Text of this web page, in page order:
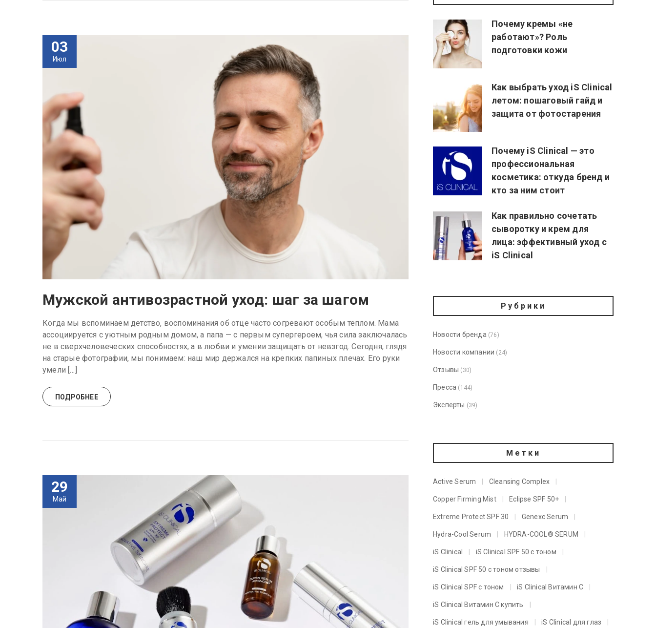
03
Июл
Мужской антивозрастной уход: шаг за шагом
Когда мы вспоминаем детство, воспоминания об отце часто согревают особым теплом. Мама
ассоциируется с уютным родным домом, а папа — с первым супергероем, чья сила заключалась
не в сверхчеловеческих способностях, а в любви и умении защищать от невзгод. Сегодня, глядя
на старые фотографии, мы понимаем: наш мир держался на крепких папиных плечах. Его руки
умели […]
ПОДРОБНЕЕ
29
Май
Почему кремы «не
работают»? Роль
подготовки кожи
Как выбрать уход iS Clinical
летом: пошаговый гайд и
защита от фотостарения
Почему iS Clinical — это
профессиональная
косметика: откуда бренд и
кто за ним стоит
Как правильно сочетать
сыворотку и крем для
лица: эффективный уход с
iS Clinical
Рубрики
Новости бренда (76)
Новости компании (24)
Отзывы (30)
Пресса (144)
Эксперты (39)
Метки
Active Serum Cleansing Complex
Copper Firming Mist Eclipse SPF 50+
Extreme Protect SPF 30 Genexc Serum
Hydra-Cool Serum HYDRA-COOL® SERUM
iS Clinical iS Clinical SPF 50 с тоном
iS Clinical SPF 50 с тоном отзывы
iS Clinical SPF с тоном iS Clinical Витамин C
iS Clinical Витамин C купить
iS Clinical гель для умывания iS Clinical для глаз